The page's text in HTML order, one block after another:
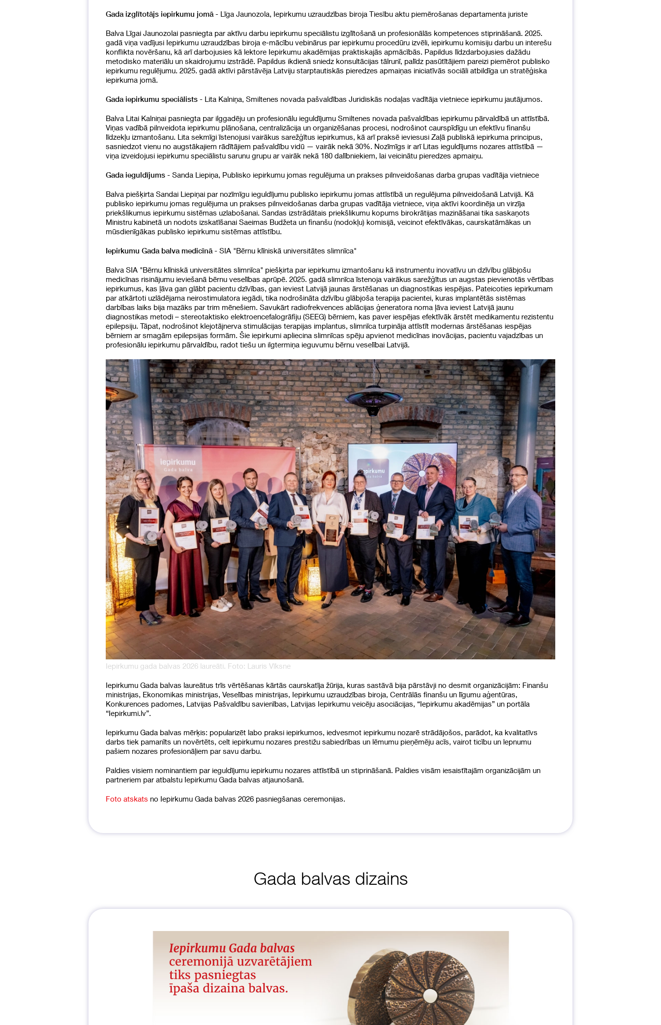
Gada izglītotājs iepirkumu jomā - Līga Jaunozola, Iepirkumu uzraudzības biroja Tiesību aktu piemērošanas departamenta juriste
Balva Līgai Jaunozolai pasniegta par aktīvu darbu iepirkumu speciālistu izglītošanā un profesionālās kompetences stiprināšanā. 2025.
gadā viņa vadījusi Iepirkumu uzraudzības biroja e-mācību vebinārus par iepirkumu procedūru izvēli, iepirkumu komisiju darbu un interešu
konflikta novēršanu, kā arī darbojusies kā lektore Iepirkumu akadēmijas praktiskajās apmācībās. Papildus līdzdarbojusies dažādu
metodisko materiālu un skaidrojumu izstrādē. Papildus ikdienā sniedz konsultācijas tālrunī, palīdz pasūtītājiem pareizi piemērot publisko
iepirkumu regulējumu. 2025. gadā aktīvi pārstāvēja Latviju starptautiskās pieredzes apmaiņas iniciatīvās sociāli atbildīga un stratēģiska
iepirkuma jomā.
Gada iepirkumu speciālists - Lita Kalniņa, Smiltenes novada pašvaldības Juridiskās nodaļas vadītāja vietniece iepirkumu jautājumos.
Balva Litai Kalniņai pasniegta par ilggadēju un profesionālu ieguldījumu Smiltenes novada pašvaldības iepirkumu pārvaldībā un attīstībā.
Viņas vadībā pilnveidota iepirkumu plānošana, centralizācija un organizēšanas procesi, nodrošinot caurspīdīgu un efektīvu finanšu
līdzekļu izmantošanu. Lita sekmīgi īstenojusi vairākus sarežģītus iepirkumus, kā arī praksē ieviesusi Zaļā publiskā iepirkuma principus,
sasniedzot vienu no augstākajiem rādītājiem pašvaldību vidū — vairāk nekā 30%. Nozīmīgs ir arī Litas ieguldījums nozares attīstībā —
viņa izveidojusi iepirkumu speciālistu sarunu grupu ar vairāk nekā 180 dalībniekiem, lai veicinātu pieredzes apmaiņu.
Gada ieguldījums - Sanda Liepiņa, Publisko iepirkumu jomas regulējuma un prakses pilnveidošanas darba grupas vadītāja vietniece
Balva piešķirta Sandai Liepiņai par nozīmīgu ieguldījumu publisko iepirkumu jomas attīstībā un regulējuma pilnveidošanā Latvijā. Kā
publisko iepirkumu jomas regulējuma un prakses pilnveidošanas darba grupas vadītāja vietniece, viņa aktīvi koordinēja un virzīja
priekšlikumus iepirkumu sistēmas uzlabošanai. Sandas izstrādātais priekšlikumu kopums birokrātijas mazināšanai tika saskaņots
Ministru kabinetā un nodots izskatīšanai Saeimas Budžeta un finanšu (nodokļu) komisijā, veicinot efektīvākas, caurskatāmākas un
mūsdienīgākas publisko iepirkumu sistēmas attīstību.
Iepirkumu Gada balva medicīnā - SIA "Bērnu klīniskā universitātes slimnīca"
Balva SIA "Bērnu klīniskā universitātes slimnīca" piešķirta par iepirkumu izmantošanu kā instrumentu inovatīvu un dzīvību glābjošu
medicīnas risinājumu ieviešanā bērnu veselības aprūpē. 2025. gadā slimnīca īstenoja vairākus sarežģītus un augstas pievienotās vērtības
iepirkumus, kas ļāva gan glābt pacientu dzīvības, gan ieviest Latvijā jaunas ārstēšanas un diagnostikas iespējas. Pateicoties iepirkumam
par atkārtoti uzlādējama neirostimulatora iegādi, tika nodrošināta dzīvību glābjoša terapija pacientei, kuras implantētās sistēmas
darbības laiks bija mazāks par trim mēnešiem. Savukārt radiofrekvences ablācijas ģeneratora noma ļāva ieviest Latvijā jaunu
diagnostikas metodi – stereotaktisko elektroencefalogrāfiju (SEEG) bērniem, kas paver iespējas efektīvāk ārstēt medikamentu rezistentu
epilepsiju. Tāpat, nodrošinot klejotājnerva stimulācijas terapijas implantus, slimnīca turpināja attīstīt modernas ārstēšanas iespējas
bērniem ar smagām epilepsijas formām. Šie iepirkumi apliecina slimnīcas spēju apvienot medicīnas inovācijas, pacientu vajadzības un
profesionālu iepirkumu pārvaldību, radot tiešu un ilgtermiņa ieguvumu bērnu veselībai Latvijā.
Iepirkumu gada balvas 2026 laureāti. Foto: Lauris Vīksne
Iepirkumu Gada balvas laureātus trīs vērtēšanas kārtās caurskatīja žūrija, kuras sastāvā bija pārstāvji no desmit organizācijām: Finanšu
ministrijas, Ekonomikas ministrijas, Veselības ministrijas, Iepirkumu uzraudzības biroja, Centrālās finanšu un līgumu aģentūras,
Konkurences padomes, Latvijas Pašvaldību savienības, Latvijas Iepirkumu veicēju asociācijas, “Iepirkumu akadēmijas” un portāla
“Iepirkumi.lv”.
Iepirkumu Gada balvas mērķis: popularizēt labo praksi iepirkumos, iedvesmot iepirkumu nozarē strādājošos, parādot, ka kvalitatīvs
darbs tiek pamanīts un novērtēts, celt iepirkumu nozares prestižu sabiedrības un lēmumu pieņēmēju acīs, vairot ticību un lepnumu
pašiem nozares profesionāļiem par savu darbu.
Paldies visiem nominantiem par ieguldījumu iepirkumu nozares attīstībā un stiprināšanā. Paldies visām iesaistītajām organizācijām un
partneriem par atbalstu Iepirkumu Gada balvas atjaunošanā.
Foto atskats no Iepirkumu Gada balvas 2026 pasniegšanas ceremonijas.
Gada balvas dizains